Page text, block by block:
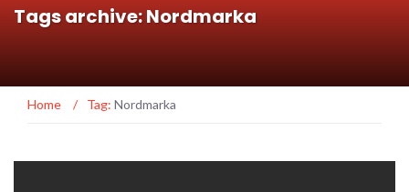
Tags archive: Nordmarka
Home / Tag: Nordmarka